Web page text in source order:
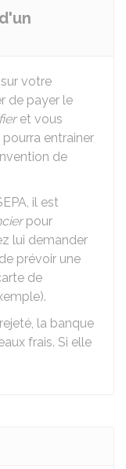
votre
de payer le
et vous
entrainer
de
il est
pour
lui demander
prévoir une
de
la banque
frais. Si elle